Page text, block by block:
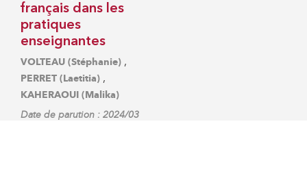
français dans les
pratiques
enseignantes
VOLTEAU (Stéphanie) ,
PERRET (Laetitia) ,
KAHERAOUI (Malika)
Date de parution : 2024/03